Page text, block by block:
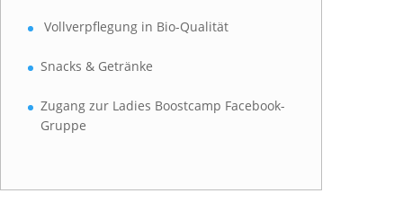
Vollverpflegung in Bio-Qualität
Snacks & Getränke
Zugang zur Ladies Boostcamp Facebook-
Gruppe